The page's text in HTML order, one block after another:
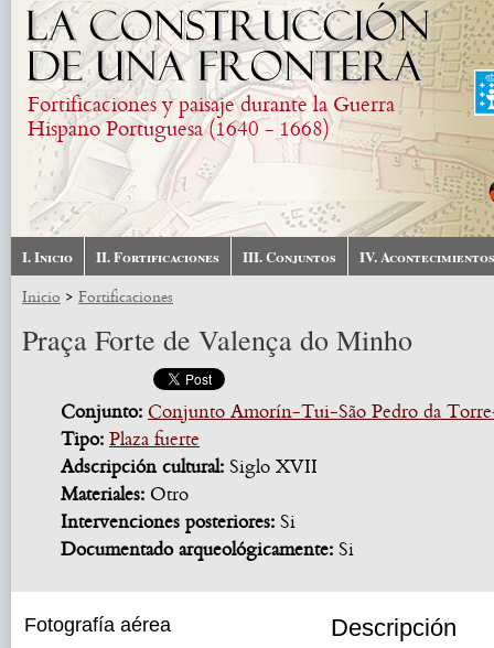
Pasar al contenido principal
Fortificaciones y paisaje durante la Guerra
Hispano Portuguesa (1640 - 1668)
I. Inicio II. Fortificaciones III. Conjuntos
IV. Acontecimientos
Inicio > Fortificaciones
Praça Forte de Valença do Minho
Conjunto: Conjunto Amorín-Tui-São Pedro da
Tipo: Plaza fuerte
Adscripción cultural: Siglo XVII
Materiales: Otro
Intervenciones posteriores: Si
Documentado arqueológicamente: Si
Fotografía aérea Descripción